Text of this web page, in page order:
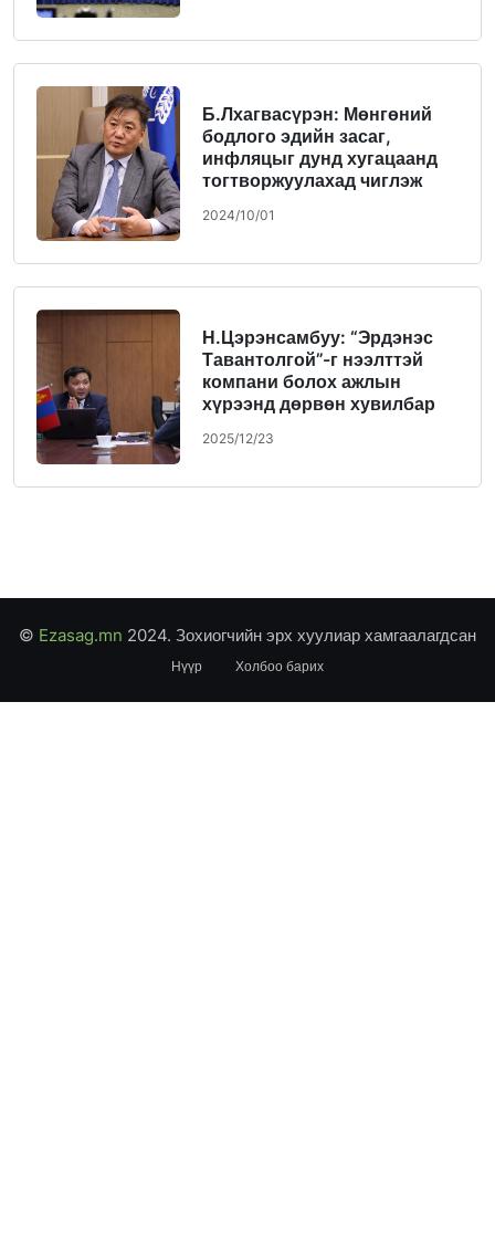
Б.Лхагвасүрэн: Мөнгөний
бодлого эдийн засаг,
инфляцыг дунд хугацаанд
тогтворжуулахад чиглэж
2024/10/01
Н.Цэрэнсамбуу: “Эрдэнэс
Тавантолгой”-г нээлттэй
компани болох ажлын
хүрээнд дөрвөн хувилбар
бэлтгэлүүдийг хийж байна
2025/12/23
© Ezasag.mn 2024. Зохиогчийн эрх хуулиар хамгаалагдсан
Нүүр Холбоо барих